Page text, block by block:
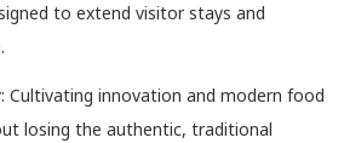
to extend visitor stays and
Cultivating innovation and modern food
losing the authentic, traditional